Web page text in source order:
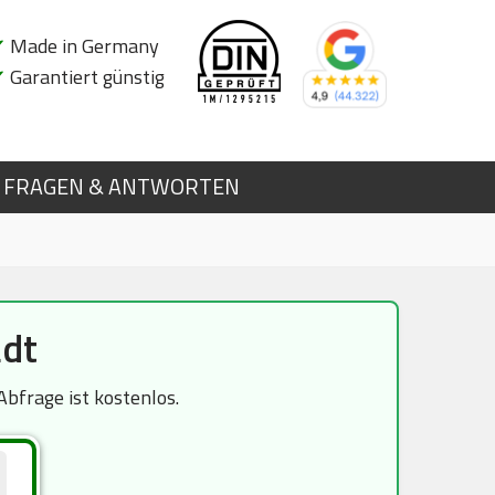
Made in Germany
Garantiert günstig
FRAGEN & ANTWORTEN
ist kostenlos.